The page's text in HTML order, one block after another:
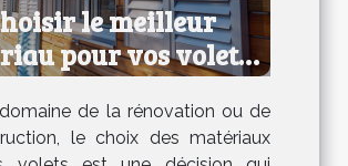
le meilleur
pour vos volets :
avantages et
inconvénients
de la rénovation ou de
le choix des matériaux